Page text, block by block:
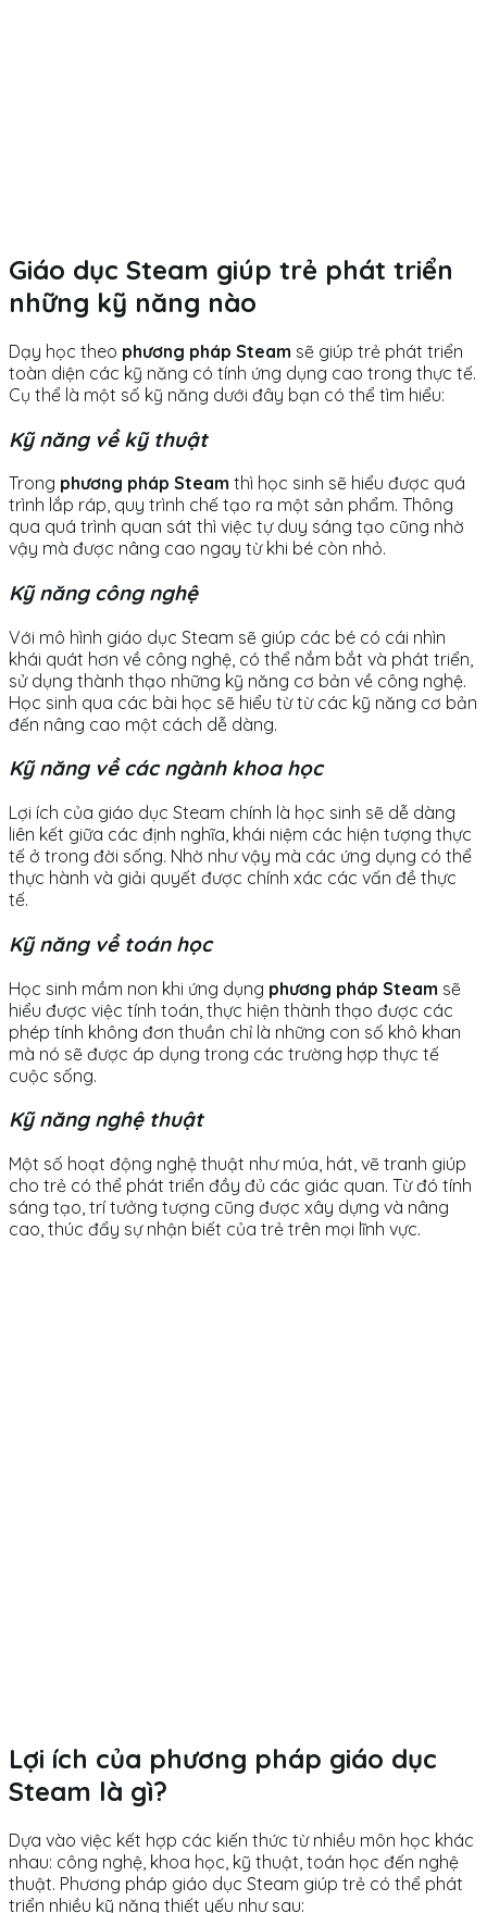
Giáo dục Steam giúp trẻ phát triển
những kỹ năng nào
Dạy học theo phương pháp Steam sẽ giúp trẻ phát triển
toàn diện các kỹ năng có tính ứng dụng cao trong thực tế.
Cụ thể là một số kỹ năng dưới đây bạn có thể tìm hiểu:
Kỹ năng về kỹ thuật
Trong phương pháp Steam thì học sinh sẽ hiểu được quá
trình lắp ráp, quy trình chế tạo ra một sản phẩm. Thông
qua quá trình quan sát thì việc tự duy sáng tạo cũng nhờ
vậy mà được nâng cao ngay từ khi bé còn nhỏ.
Kỹ năng công nghệ
Với mô hình giáo dục Steam sẽ giúp các bé có cái nhìn
khái quát hơn về công nghệ, có thể nắm bắt và phát triển,
sử dụng thành thạo những kỹ năng cơ bản về công nghệ.
Học sinh qua các bài học sẽ hiểu từ từ các kỹ năng cơ bản
đến nâng cao một cách dễ dàng.
Kỹ năng về các ngành khoa học
Lợi ích của giáo dục Steam chính là học sinh sẽ dễ dàng
liên kết giữa các định nghĩa, khái niệm các hiện tượng thực
tế ở trong đời sống. Nhờ như vậy mà các ứng dụng có thể
thực hành và giải quyết được chính xác các vấn đề thực
tế.
Kỹ năng về toán học
Học sinh mầm non khi ứng dụng phương pháp Steam sẽ
hiểu được việc tính toán, thực hiện thành thạo được các
phép tính không đơn thuần chỉ là những con số khô khan
mà nó sẽ được áp dụng trong các trường hợp thực tế
cuộc sống.
Kỹ năng nghệ thuật
Một số hoạt động nghệ thuật như múa, hát, vẽ tranh giúp
cho trẻ có thể phát triển đầy đủ các giác quan. Từ đó tính
sáng tạo, trí tưởng tượng cũng được xây dựng và nâng
cao, thúc đẩy sự nhận biết của trẻ trên mọi lĩnh vực.
Lợi ích của phương pháp giáo dục
Steam là gì?
Dựa vào việc kết hợp các kiến thức từ nhiều môn học khác
nhau: công nghệ, khoa học, kỹ thuật, toán học đến nghệ
thuật. Phương pháp giáo dục Steam giúp trẻ có thể phát
triển nhiều kỹ năng thiết yếu như sau: